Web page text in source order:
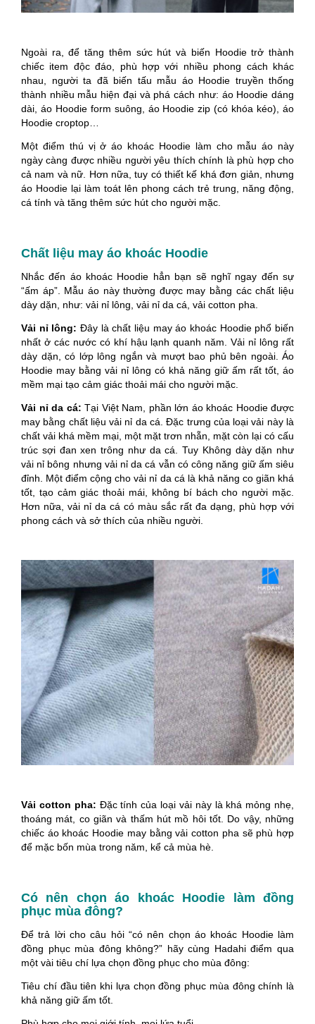
Ngoài ra, để tăng thêm sức hút và biến Hoodie trở thành
chiếc item độc đáo, phù hợp với nhiều phong cách khác
nhau, người ta đã biến tấu mẫu áo Hoodie truyền thống
thành nhiều mẫu hiện đại và phá cách như: áo Hoodie dáng
dài, áo Hoodie form suông, áo Hoodie zip (có khóa kéo), áo
Hoodie croptop…
Một điểm thú vị ở áo khoác Hoodie làm cho mẫu áo này
ngày càng được nhiều người yêu thích chính là phù hợp cho
cả nam và nữ. Hơn nữa, tuy có thiết kế khá đơn giản, nhưng
áo Hoodie lại làm toát lên phong cách trẻ trung, năng động,
cá tính và tăng thêm sức hút cho người mặc.
Chất liệu may áo khoác Hoodie
Nhắc đến áo khoác Hoodie hẳn bạn sẽ nghĩ ngay đến sự
“ấm áp”. Mẫu áo này thường được may bằng các chất liệu
dày dặn, như: vải nỉ lông, vải nỉ da cá, vải cotton pha.
Vải nỉ lông: Đây là chất liệu may áo khoác Hoodie phổ biến
nhất ở các nước có khí hậu lạnh quanh năm. Vải nỉ lông rất
dày dặn, có lớp lông ngắn và mượt bao phủ bên ngoài. Áo
Hoodie may bằng vải nỉ lông có khả năng giữ ấm rất tốt, áo
mềm mại tạo cảm giác thoải mái cho người mặc.
Vải nỉ da cá: Tại Việt Nam, phần lớn áo khoác Hoodie được
may bằng chất liệu vải nỉ da cá. Đặc trưng của loại vải này là
chất vải khá mềm mại, một mặt trơn nhẵn, mặt còn lại có cấu
trúc sợi đan xen trông như da cá. Tuy Không dày dặn như
vải nỉ bông nhưng vải nỉ da cá vẫn có công năng giữ ấm siêu
đỉnh. Một điểm cộng cho vải nỉ da cá là khả năng co giãn khá
tốt, tạo cảm giác thoải mái, không bí bách cho người mặc.
Hơn nữa, vải nỉ da cá có màu sắc rất đa dạng, phù hợp với
phong cách và sở thích của nhiều người.
Vải cotton pha: Đặc tính của loại vải này là khá mỏng nhẹ,
thoáng mát, co giãn và thấm hút mồ hôi tốt. Do vậy, những
chiếc áo khoác Hoodie may bằng vải cotton pha sẽ phù hợp
để mặc bốn mùa trong năm, kể cả mùa hè.
Có nên chọn áo khoác Hoodie làm đồng
phục mùa đông?
Để trả lời cho câu hỏi “có nên chọn áo khoác Hoodie làm
đồng phục mùa đông không?” hãy cùng Hadahi điểm qua
một vài tiêu chí lựa chọn đồng phục cho mùa đông:
Tiêu chí đầu tiên khi lựa chọn đồng phục mùa đông chính là
khả năng giữ ấm tốt.